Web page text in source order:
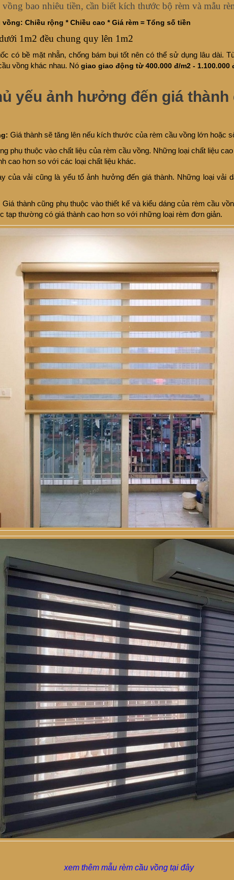
bao nhiêu tiền, cần biết kích thước bộ rèm và mẫu
Chiều rộng * Chiều cao * Giá rèm = Tổng số tiền
1m2 đều chung quy lên 1m2
có bề mặt nhẵn, chống bám bụi tốt nên có thể sử dụng lâu dài.
vồng khác nhau. Nó giao giao động từ 400.000 đ/m2 - 1.100.000
yếu ảnh hưởng đến giá thành
Giá thành sẽ tăng lên nếu kích thước của rèm cầu vồng lớn hoặc
phụ thuộc vào chất liệu của rèm cầu vồng. Những loại chất liệu
cao hơn so với các loại chất liệu khác.
của vải cũng là yếu tố ảnh hưởng đến giá thành. Những loại vải
Giá thành cũng phụ thuộc vào thiết kế và kiểu dáng của rèm cầu
tạp thường có giá thành cao hơn so với những loại rèm đơn giản.
xem thêm mẫu rèm cầu vồng tại đây